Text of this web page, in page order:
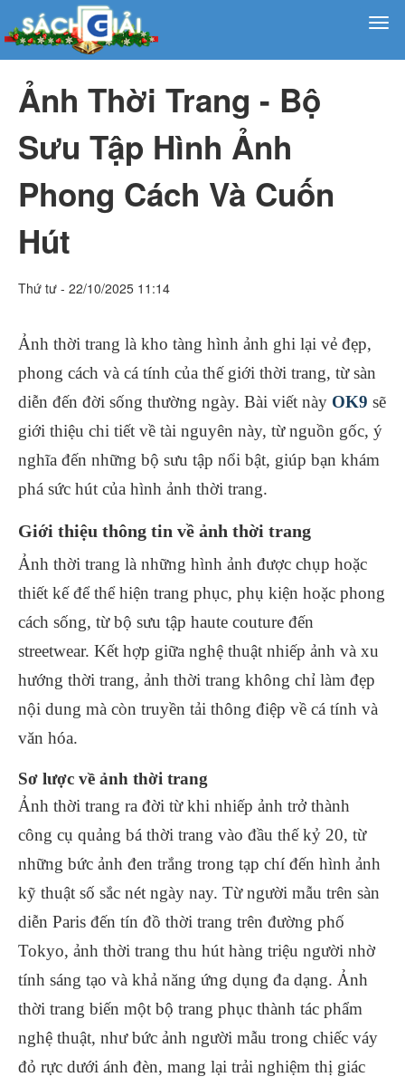
Ảnh Thời Trang - Bộ
Sưu Tập Hình Ảnh
Phong Cách Và Cuốn
Hút
Thứ tư - 22/10/2025 11:14
Ảnh thời trang là kho tàng hình ảnh ghi lại vẻ đẹp,
phong cách và cá tính của thế giới thời trang, từ sàn
diễn đến đời sống thường ngày. Bài viết này OK9 sẽ
giới thiệu chi tiết về tài nguyên này, từ nguồn gốc, ý
nghĩa đến những bộ sưu tập nổi bật, giúp bạn khám
phá sức hút của hình ảnh thời trang.
Giới thiệu thông tin về ảnh thời trang
Ảnh thời trang là những hình ảnh được chụp hoặc
thiết kế để thể hiện trang phục, phụ kiện hoặc phong
cách sống, từ bộ sưu tập haute couture đến
streetwear. Kết hợp giữa nghệ thuật nhiếp ảnh và xu
hướng thời trang, ảnh thời trang không chỉ làm đẹp
nội dung mà còn truyền tải thông điệp về cá tính và
văn hóa.
Sơ lược về ảnh thời trang
Ảnh thời trang ra đời từ khi nhiếp ảnh trở thành
công cụ quảng bá thời trang vào đầu thế kỷ 20, từ
những bức ảnh đen trắng trong tạp chí đến hình ảnh
kỹ thuật số sắc nét ngày nay. Từ người mẫu trên sàn
diễn Paris đến tín đồ thời trang trên đường phố
Tokyo, ảnh thời trang thu hút hàng triệu người nhờ
tính sáng tạo và khả năng ứng dụng đa dạng. Ảnh
thời trang biến một bộ trang phục thành tác phẩm
nghệ thuật, như bức ảnh người mẫu trong chiếc váy
đỏ rực dưới ánh đèn, mang lại trải nghiệm thị giác